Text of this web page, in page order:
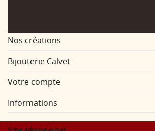
Nos créations
Bijouterie Calvet
Votre compte
Informations